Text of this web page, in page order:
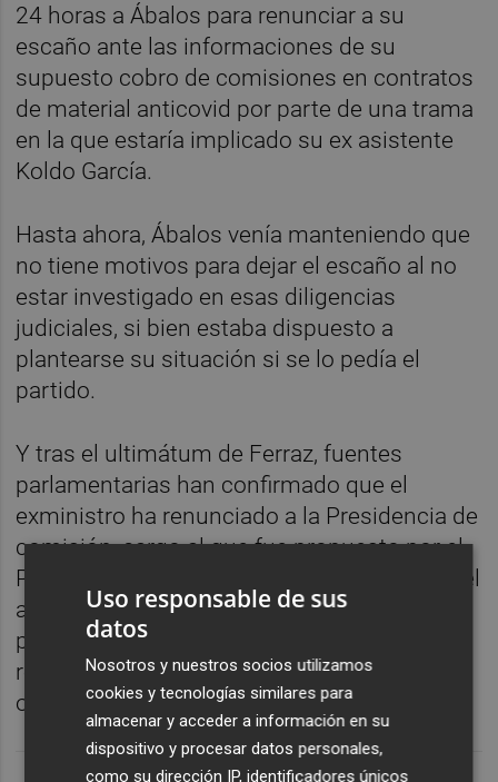
24 horas a Ábalos para renunciar a su
escaño ante las informaciones de su
supuesto cobro de comisiones en contratos
de material anticovid por parte de una trama
en la que estaría implicado su ex asistente
Koldo García.
Hasta ahora, Ábalos venía manteniendo que
no tiene motivos para dejar el escaño al no
estar investigado en esas diligencias
judiciales, si bien estaba dispuesto a
plantearse su situación si se lo pedía el
partido.
Y tras el ultimátum de Ferraz, fuentes
parlamentarias han confirmado que el
exministro ha renunciado a la Presidencia de
comisión, cargo al que fue propuesto por el
PSOE, pero que, por el momento, mantiene el
acta de diputado, que entiende que es
personal. La Comisión de Interior tiene
reunión el próximo miércoles y Ábalos ya no
ocupará la Presidencia.
Uso responsable de sus
datos
Nosotros y nuestros socios utilizamos
cookies y tecnologías similares para
almacenar y acceder a información en su
dispositivo y procesar datos personales,
como su dirección IP, identificadores únicos